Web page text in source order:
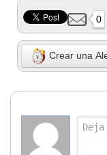
0
Crear una